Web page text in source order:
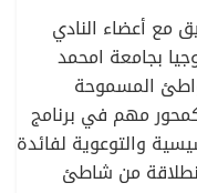
مع أعضاء النادي
بجامعة امحمد
المسموحة
كمحور مهم في برنامج
والتوعوية لفائدة
من شاطئ